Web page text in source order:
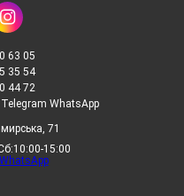
63 05
35 54
44 72
WhatsApp
71
15:00
WhatsApp